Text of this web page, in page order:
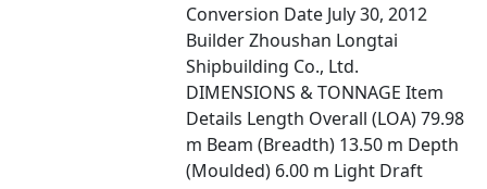
Conversion Date July 30, 2012
Builder Zhoushan Longtai
Shipbuilding Co., Ltd.
DIMENSIONS & TONNAGE Item
Details Length Overall (LOA) 79.98
m Beam (Breadth) 13.50 m Depth
(Moulded) 6.00 m Light Draft